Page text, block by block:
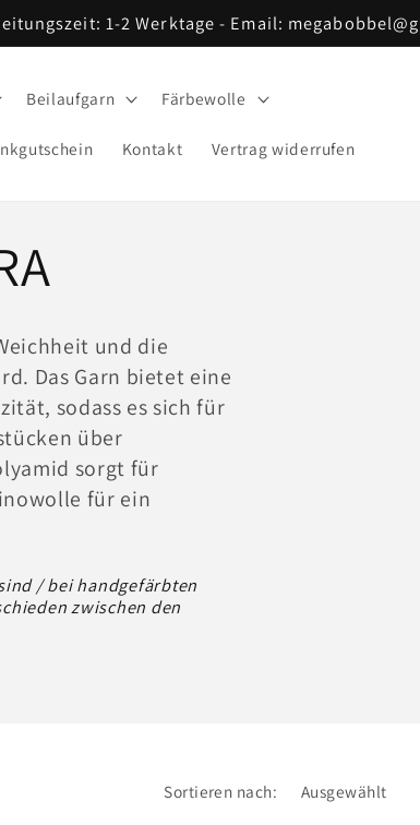
1-2 Werktage - Email:
Beilaufgarn Färbewolle
Kontakt Vertrag widerrufen
und die
Das Garn bietet eine
sodass es sich für
über
sorgt für
für ein
/ bei handgefärbten
zwischen den
Sortieren nach: